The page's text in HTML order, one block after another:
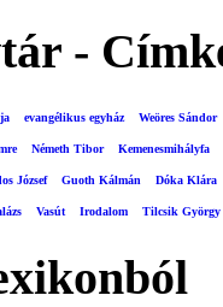
-
evangélikus egyház Weöres Sándor
Németh Tibor Kemenesmihályfa
József Guoth Kálmán Dóka Klára
Vasút Irodalom Tilcsik György